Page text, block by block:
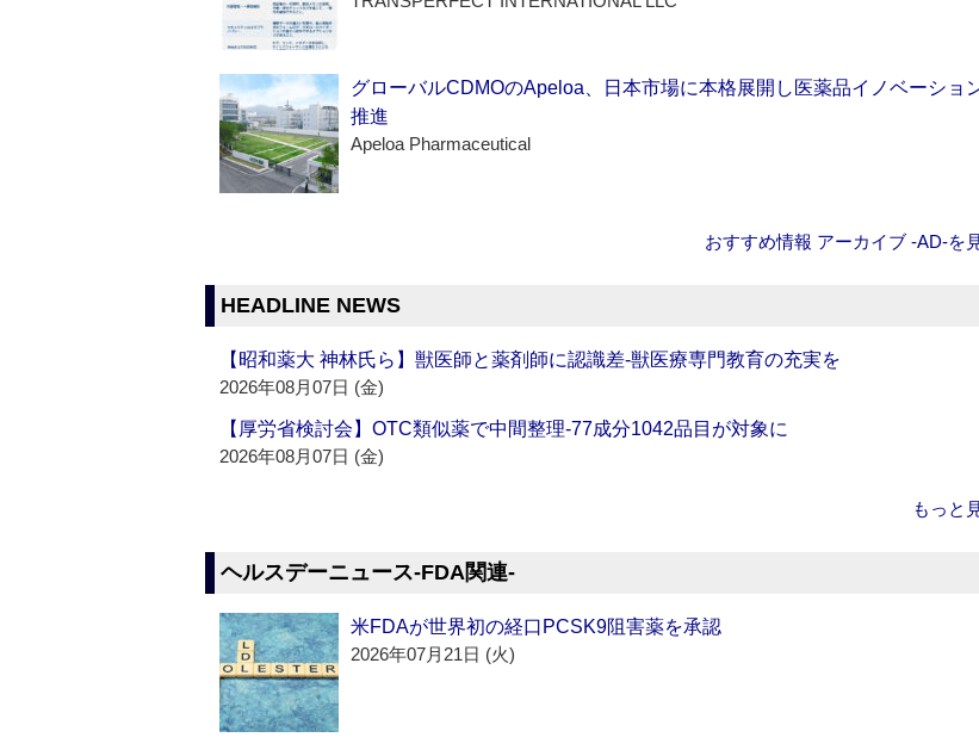
グローバルCDMOのApeloa、日本市場に本格展開し医薬品イノベーショ
推進
Apeloa Pharmaceutical
おすすめ情報 アーカイブ ‐AD‐を
HEADLINE NEWS
【昭和薬大 神林氏ら】獣医師と薬剤師に認識差‐獣医療専門教育の充実を
2026年08月07日 (金)
【厚労省検討会】OTC類似薬で中間整理‐77成分1042品目が対象に
2026年08月07日 (金)
もっと
ヘルスデーニュース‐FDA関連‐
米FDAが世界初の経口PCSK9阻害薬を承認
2026年07月21日 (火)